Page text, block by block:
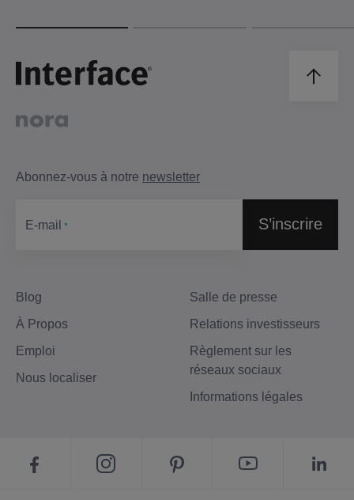
Blog
À Propos
Emploi
Nous localiser
Salle de presse
Relations investisseurs
Règlement sur les
réseaux sociaux
Informations légales
Abonnez-vous à notre newsletter
Е-mail S’inscrire